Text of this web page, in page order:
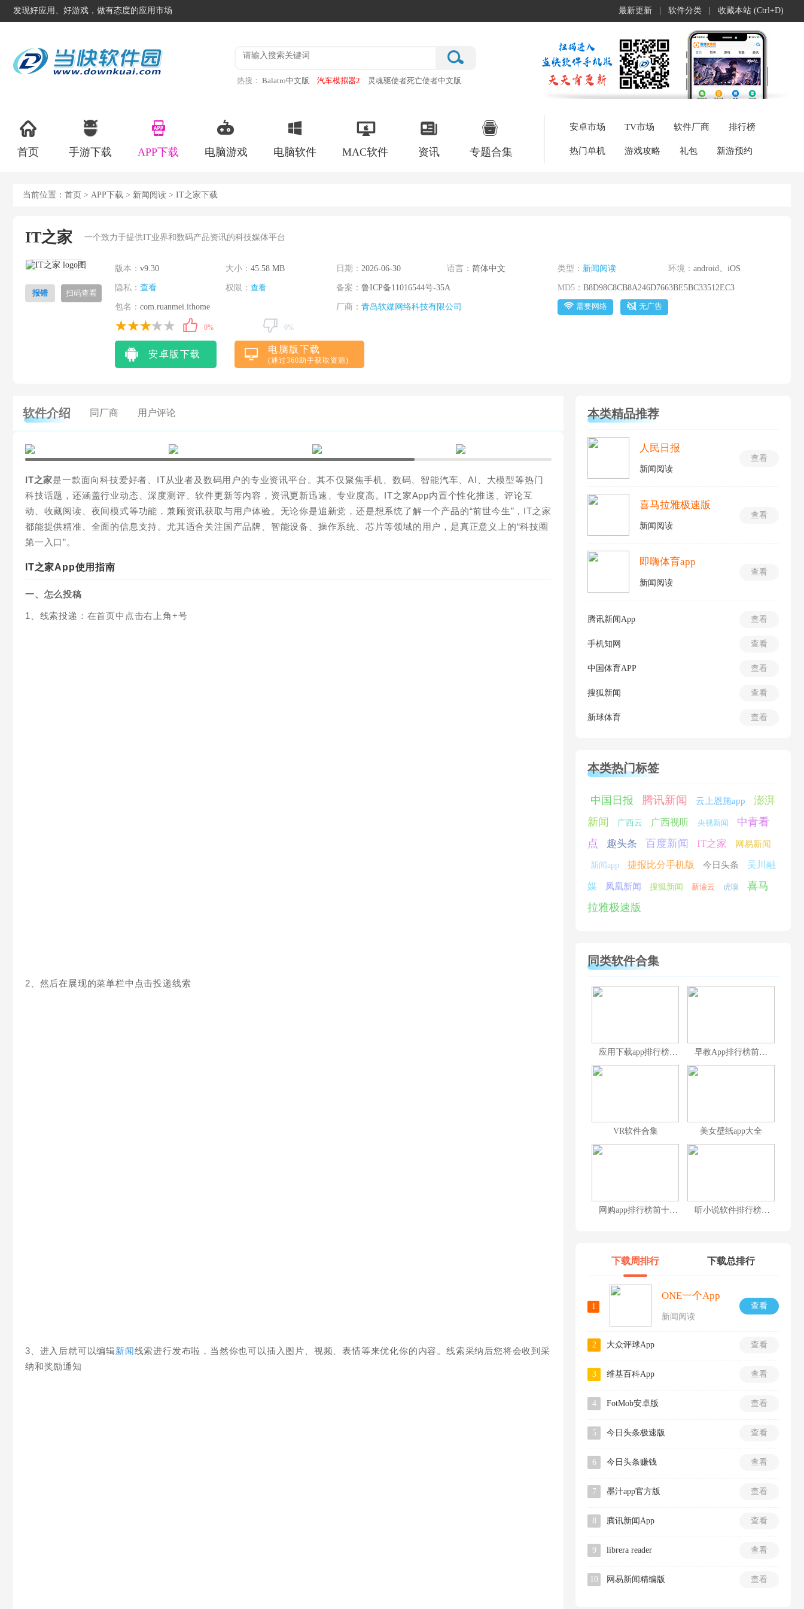
发现好应用、好游戏，做有态度的应用市场 最新更新 软件分类 收藏本站 (Ctrl+D)
热搜： Balatro中文版 汽车模拟器2
灵魂驱使者死亡使者中文版
首页 手游下载 APP下载 电脑游戏 电脑软件 MAC软件 资讯 专题合集
安卓市场 TV市场 软件厂商 排行榜
热门单机 游戏攻略 礼包 新游预约
当前位置： 首页 > APP下载 > 新闻阅读 > IT之家下载
IT之家 一个致力于提供IT业界和数码产品资讯的科技媒体平台
报错 扫码查看
版本： v9.30 大小： 45.58 MB 日期： 2026-06-30 语言： 简体中文 类型： 新闻阅读 环境： android、iOS
隐私： 查看 权限： 查看 备案： 鲁ICP备11016544号-35A MD5： B8D98C8CB8A246D7663BE5BC33512EC3
包名： com.ruanmei.ithome 厂商： 青岛软媒网络科技有限公司 需要网络 无广告
0% 0%
安卓版下载 电脑版下载
(通过360助手获取资源)
软件介绍 同厂商 用户评论
IT之家是一款面向科技爱好者、IT从业者及数码用户的专业资讯平台。其不仅聚焦手机、数码、智能汽车、AI、大模型等热门
科技话题，还涵盖行业动态、深度测评、软件更新等内容，资讯更新迅速、专业度高。IT之家App内置个性化推送、评论互
动、收藏阅读、夜间模式等功能，兼顾资讯获取与用户体验。无论你是追新党，还是想系统了解一个产品的“前世今生”，IT之家
都能提供精准、全面的信息支持。尤其适合关注国产品牌、智能设备、操作系统、芯片等领域的用户，是真正意义上的“科技圈
第一入口”。
IT之家App使用指南
一、怎么投稿
1、线索投递：在首页中点击右上角+号
2、然后在展现的菜单栏中点击投递线索
3、进入后就可以编辑新闻线索进行发布啦，当然你也可以插入图片、视频、表情等来优化你的内容。线索采纳后您将会收到采
纳和奖励通知
本类精品推荐
查看
人民日报
新闻阅读
查看
喜马拉雅极速版
新闻阅读
查看
即嗨体育app
新闻阅读
查看
腾讯新闻App
查看
手机知网
查看
中国体育APP
查看
搜狐新闻
查看
新球体育
本类热门标签
中国日报 腾讯新闻 云上恩施app
澎湃
新闻
广西云 广西视听 央视新闻
中青看
点
趣头条 百度新闻 IT之家 网易新闻
新闻app 捷报比分手机版 今日头条 吴川融
媒 凤凰新闻 搜狐新闻 新淦云 虎嗅
喜马
拉雅极速版
同类软件合集
应用下载app排行榜前十名 早教App排行榜前十名
VR软件合集 美女壁纸app大全
网购app排行榜前十名 听小说软件排行榜前十名
下载周排行 下载总排行
1 查看
ONE一个App
新闻阅读
2 查看
大众评球App
3 查看
维基百科App
4 查看
FotMob安卓版
5 查看
今日头条极速版
6 查看
今日头条赚钱
7 查看
墨汁app官方版
8 查看
腾讯新闻App
9 查看
librera reader
10 查看
网易新闻精编版